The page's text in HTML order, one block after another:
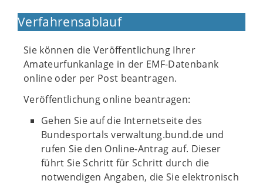
Verfahrensablauf
Sie können die Veröffentlichung Ihrer
Amateurfunkanlage in der EMF-Datenbank
online oder per Post beantragen.
Veröffentlichung online beantragen:
Gehen Sie auf die Internetseite des
Bundesportals verwaltung.bund.de und
rufen Sie den Online-Antrag auf. Dieser
führt Sie Schritt für Schritt durch die
notwendigen Angaben, die Sie elektronisch